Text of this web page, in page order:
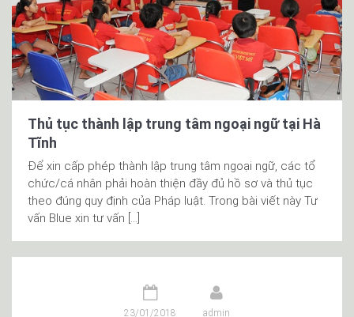
Thủ tục thành lập trung tâm ngoại ngữ tại Hà
Tĩnh
Để xin cấp phép thành lập trung tâm ngoại ngữ, các tổ
chức/cá nhân phải hoàn thiện đầy đủ hồ sơ và thủ tục
theo đúng quy định của Pháp luật. Trong bài viết này Tư
vấn Blue xin tư vấn […]
23/01/2018 admin